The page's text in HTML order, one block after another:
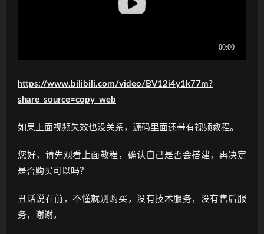
https://www.bilibili.com/video/BV12i4y1k77m?
share_source=copy_web
如果上面视频失效也没关系，源码里面还带有视频教程。
您好，请先观看上面教程，确认自己是否会搭建，再决定
是否购买可以吗？
丑话说在前，不懂就别购买，没有技术服务，没有售后服
务，谢谢。